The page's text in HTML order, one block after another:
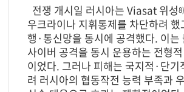
전쟁 개시일 러시아는 Viasat 위성8)
우크라이나 지휘통제를 차단하려
행·통신망을 동시에 공격했다. 이는
사이버 공격을 동시 운용하는 전형
이었다. 그러나 피해는 국지적·단기
려 러시아의 협동작전 능력 부족과